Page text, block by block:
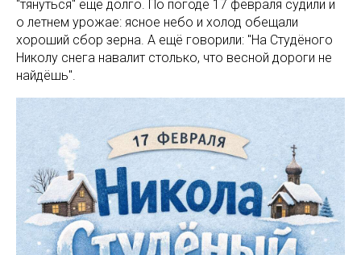
"тянуться" ещё долго. По погоде 17 февраля судили и
о летнем урожае: ясное небо и холод обещали
хороший сбор зерна. А ещё говорили: "На Студёного
Николу снега навалит столько, что весной дороги не
найдёшь".